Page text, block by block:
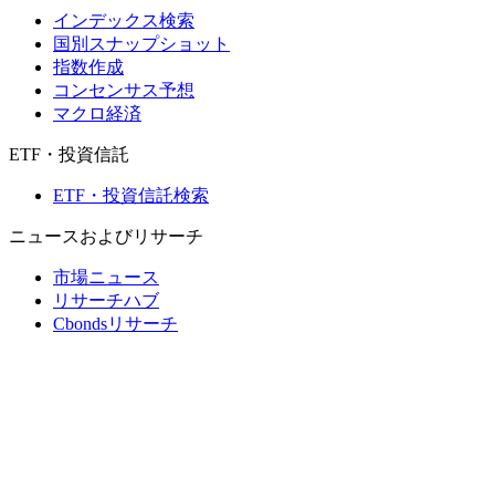
インデックス検索
国別スナップショット
指数作成
コンセンサス予想
マクロ経済
ETF・投資信託
ETF・投資信託検索
ニュースおよびリサーチ
市場ニュース
リサーチハブ
Cbondsリサーチ